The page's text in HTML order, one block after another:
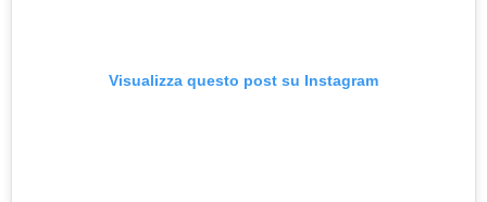
Visualizza questo post su Instagram